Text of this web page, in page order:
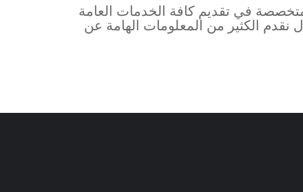
في تقديم كافة الخدمات العامة
نقدم الكثير من المعلومات الهامة عن